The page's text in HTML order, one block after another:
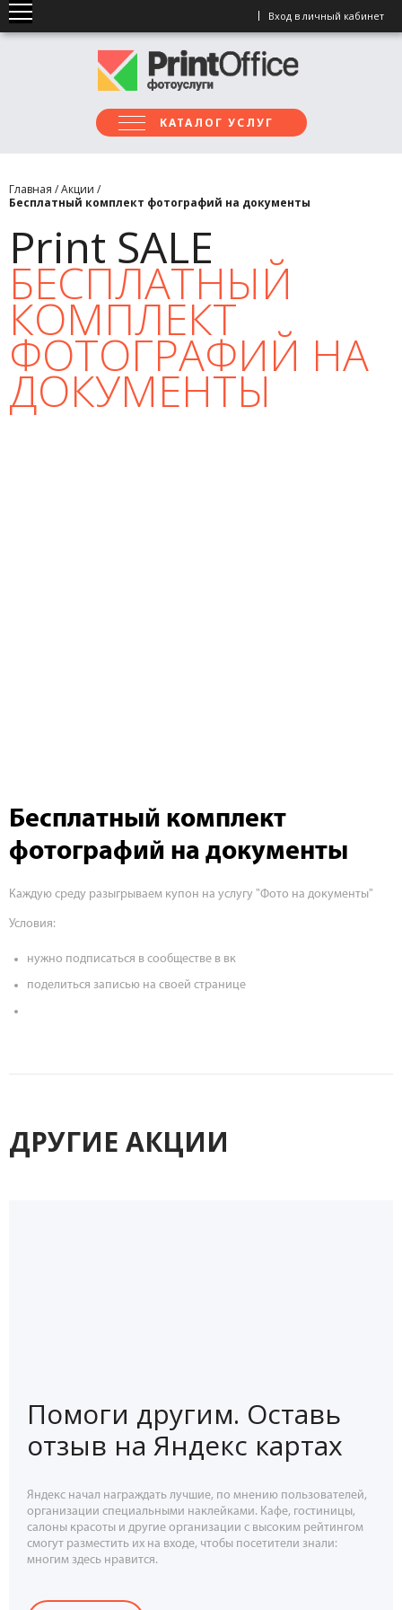
Вход в личный кабинет
КАТАЛОГ УСЛУГ
Главная /Акции /
Бесплатный комплект фотографий на документы
Print SALE
БЕСПЛАТНЫЙ
КОМПЛЕКТ
ФОТОГРАФИЙ НА
ДОКУМЕНТЫ
Бесплатный комплект
фотографий на документы
Каждую среду разыгрываем купон на услугу "Фото на документы"
Условия:
нужно подписаться в сообществе в вк
поделиться записью на своей странице
ДРУГИЕ АКЦИИ
Помоги другим. Оставь
отзыв на Яндекс картах
Яндекс начал награждать лучшие, по мнению пользователей,
организации специальными наклейками. Кафе, гостиницы,
салоны красоты и другие организации с высоким рейтингом
смогут разместить их на входе, чтобы посетители знали:
многим здесь нравится.